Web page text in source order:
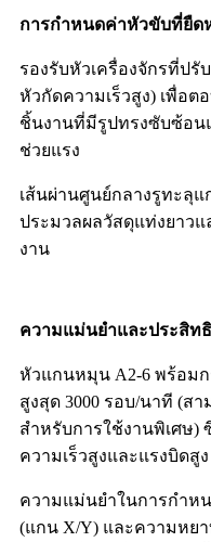
การกำหนดค่าหัวขับที่ยืด
รองรับหัวเครื่องจักรที่ป
หัวกัดความเร็วสูง) เพื่อ
ชิ้นงานที่มีรูปทรงซับซ้อน
ช่วยแรง
เส้นผ่านศูนย์กลางรูทะลุ
ประมวลผลวัสดุแท่งยาว
งาน
ความแม่นยำและประสิท
หัวแกนหมุน A2-6 พร้อมก
สูงสุด 3000 รอบ/นาที (สา
สำหรับการใช้งานพิเศษ)
ความเร็วสูงและแรงบิดสูง
ความแม่นยำในการกำหน
(แกน X/Y) และความหยา